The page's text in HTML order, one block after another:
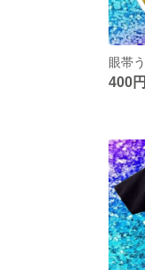
400円